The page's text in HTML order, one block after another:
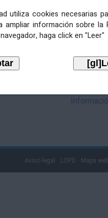
utiliza cookies necesarias
ampliar información sobre
haga click en "Leer"
Aviso legal LOPD Mapa web